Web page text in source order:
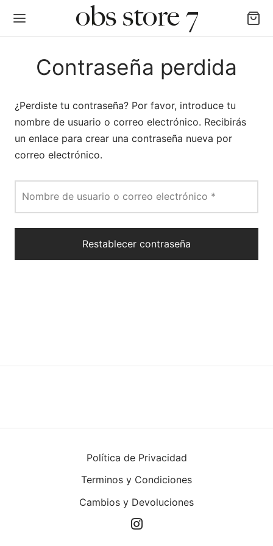
Contraseña perdida
¿Perdiste tu contraseña? Por favor, introduce tu
nombre de usuario o correo electrónico. Recibirás
un enlace para crear una contraseña nueva por
correo electrónico.
Nombre de usuario o correo electrónico *
Restablecer contraseña
Política de Privacidad
Terminos y Condiciones
Cambios y Devoluciones
Back
LAS CATEGORÍAS
y Chalecos
Jogger y Leggins